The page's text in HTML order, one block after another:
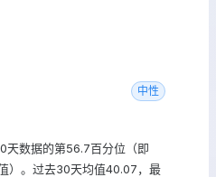
中性
天数据的第56.7百分位（即
）。过去30天均值40.07，最